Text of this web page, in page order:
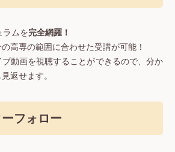
ラムを完全網羅！
高専の範囲に合わせた受講が可能！
動画を視聴することができるので、分か
返せます。
フォロー